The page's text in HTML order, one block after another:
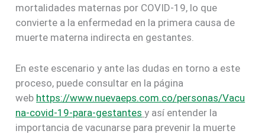
mortalidades maternas por COVID-19, lo que
convierte a la enfermedad en la primera causa de
muerte materna indirecta en gestantes.
En este escenario y ante las dudas en torno a este
proceso, puede consultar en la página
web https://www.nuevaeps.com.co/personas/Vacu
na-covid-19-para-gestantes y así entender la
importancia de vacunarse para prevenir la muerte